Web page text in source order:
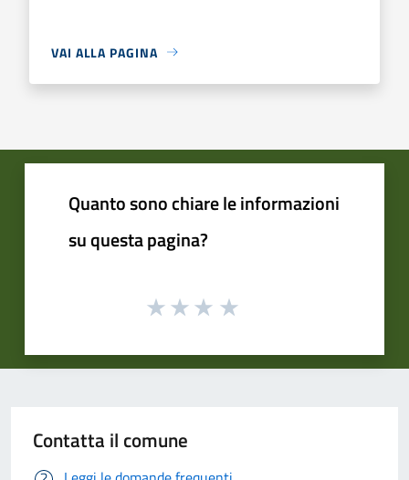
VAI ALLA PAGINA
Quanto sono chiare le informazioni
su questa pagina?
Contatta il comune